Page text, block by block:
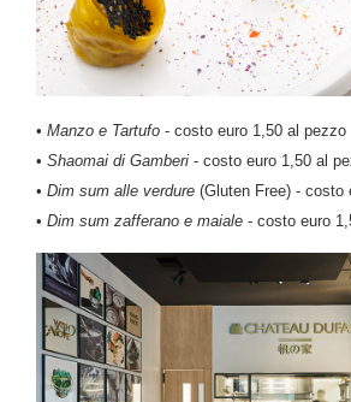
• Manzo e Tartufo - costo euro 1,50 al pezzo
• Shaomai di Gamberi - costo euro 1,50 al
• Dim sum alle verdure (Gluten Free) - costo
• Dim sum zafferano e maiale - costo euro